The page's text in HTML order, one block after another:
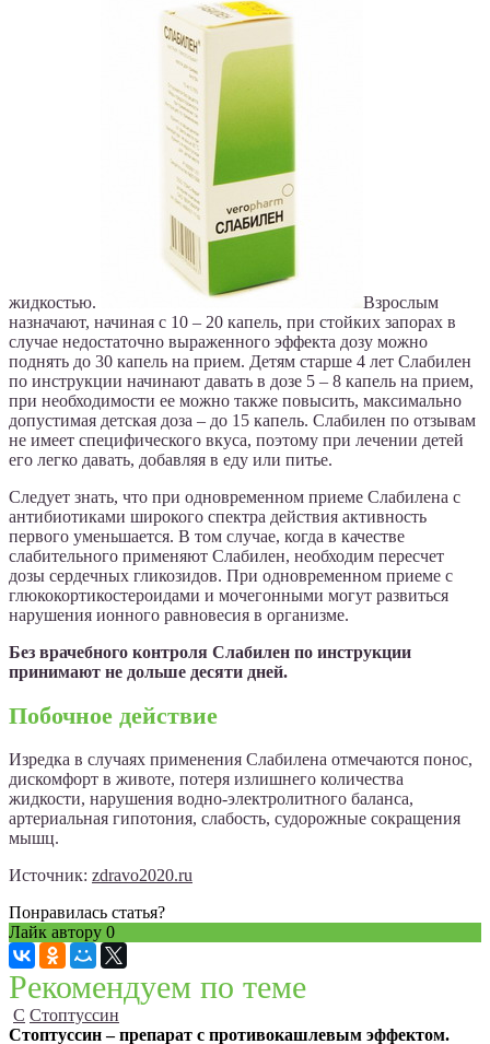
жидкостью.
Взрослым
назначают, начиная с 10 – 20 капель, при стойких запорах в
случае недостаточно выраженного эффекта дозу можно
поднять до 30 капель на прием. Детям старше 4 лет Слабилен
по инструкции начинают давать в дозе 5 – 8 капель на прием,
при необходимости ее можно также повысить, максимально
допустимая детская доза – до 15 капель. Слабилен по отзывам
не имеет специфического вкуса, поэтому при лечении детей
его легко давать, добавляя в еду или питье.
Следует знать, что при одновременном приеме Слабилена с
антибиотиками широкого спектра действия активность
первого уменьшается. В том случае, когда в качестве
слабительного применяют Слабилен, необходим пересчет
дозы сердечных гликозидов. При одновременном приеме с
глюкокортикостероидами и мочегонными могут развиться
нарушения ионного равновесия в организме.
Без врачебного контроля Слабилен по инструкции
принимают не дольше десяти дней.
Побочное действие
Изредка в случаях применения Слабилена отмечаются понос,
дискомфорт в животе, потеря излишнего количества
жидкости, нарушения водно-электролитного баланса,
артериальная гипотония, слабость, судорожные сокращения
мышц.
Источник: zdravo2020.ru
Понравилась статья?
Лайк автору 0
Рекомендуем по теме
С Стоптуссин
Стоптуссин – препарат с противокашлевым эффектом.